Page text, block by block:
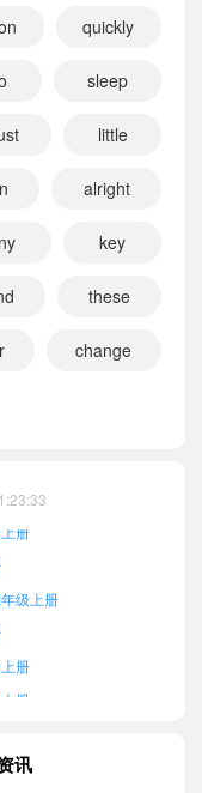
quickly
sleep
little
alright
key
these
change
上册
级下册
讯